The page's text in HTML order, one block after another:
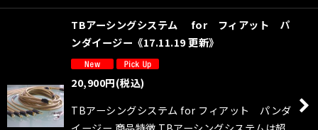
TBアーシングシステム for フィアット パ
ンダイージー《17.11.19 更新》
20,900円(税込)
TBアーシングシステム for フィアット パンダ